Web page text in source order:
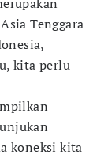
Tenggara
kita perlu
koneksi kita